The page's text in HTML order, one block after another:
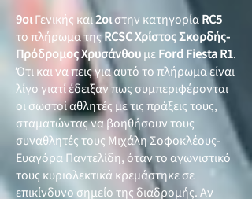
9οιΓενικής και2οιστην κατηγορίαRC5
το πλήρωμα τηςRCSC Χρίστος Σκορδής-
Πρόδρομος ΧρυσάνθουμεFord Fiesta R1.
Ότι και να πεις για αυτό το πλήρωμα είναι
λίγο γιατί έδειξαν πως συμπεριφέρονται
οι σωστοί αθλητές με τις πράξεις τους,
σταματώντας να βοηθήσουν τους
συναθλητές τους Μιχάλη Σοφοκλέους-
Ευαγόρα Παντελίδη, όταν το αγωνιστικό
τους κυριολεκτικά κρεμάστηκε σε
επικίνδυνο σημείο της διαδρομής. Αν